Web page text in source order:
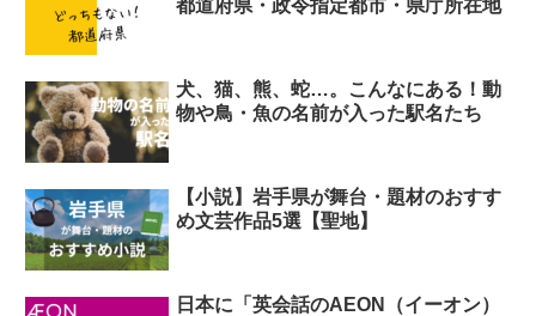
都道府県・政令指定都市・県庁所在地
犬、猫、熊、蛇…。こんなにある！動
物や鳥・魚の名前が入った駅名たち
【小説】岩手県が舞台・題材のおすす
め文芸作品5選【聖地】
日本に「英会話のAEON（イーオン）